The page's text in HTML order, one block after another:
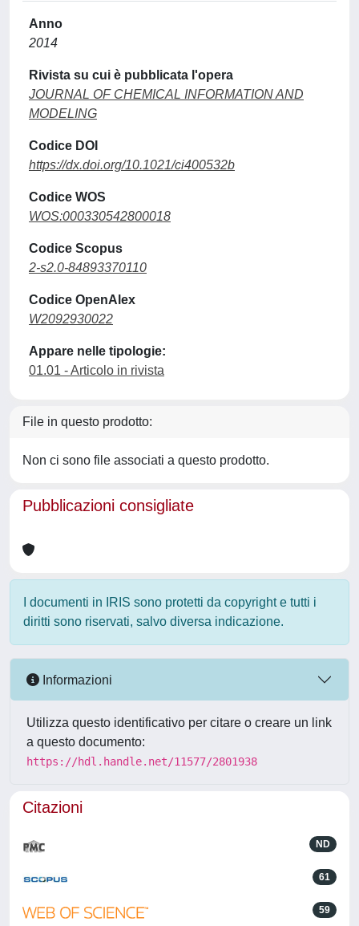
Anno
2014
Rivista su cui è pubblicata l'opera
JOURNAL OF CHEMICAL INFORMATION AND
MODELING
Codice DOI
https://dx.doi.org/10.1021/ci400532b
Codice WOS
WOS:000330542800018
Codice Scopus
2-s2.0-84893370110
Codice OpenAlex
W2092930022
Appare nelle tipologie:
01.01 - Articolo in rivista
File in questo prodotto:
Non ci sono file associati a questo prodotto.
Pubblicazioni consigliate
I documenti in IRIS sono protetti da copyright e tutti i
diritti sono riservati, salvo diversa indicazione.
Informazioni
Utilizza questo identificativo per citare o creare un link
a questo documento:
https://hdl.handle.net/11577/2801938
Citazioni
ND
61
59